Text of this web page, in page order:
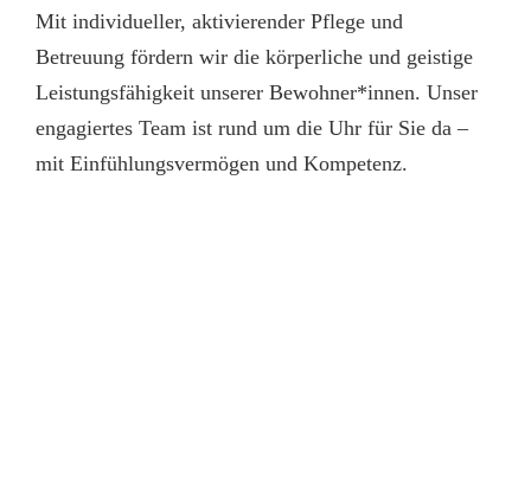
Mit individueller, aktivierender Pflege und
Betreuung fördern wir die körperliche und geistige
Leistungsfähigkeit unserer Bewohner*innen. Unser
engagiertes Team ist rund um die Uhr für Sie da –
mit Einfühlungsvermögen und Kompetenz.